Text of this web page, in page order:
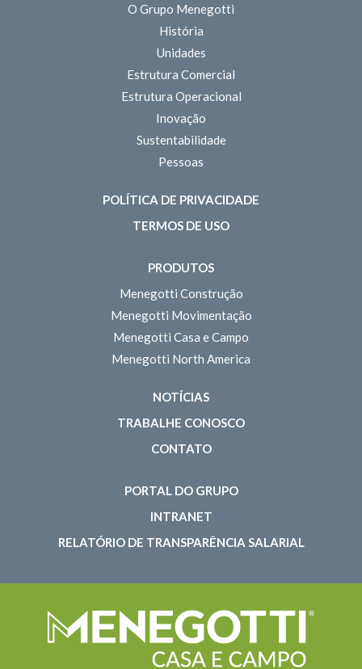
O Grupo Menegotti
História
Unidades
Estrutura Comercial
Estrutura Operacional
Inovação
Sustentabilidade
Pessoas
POLÍTICA DE PRIVACIDADE
TERMOS DE USO
PRODUTOS
Menegotti Construção
Menegotti Movimentação
Menegotti Casa e Campo
Menegotti North America
NOTÍCIAS
TRABALHE CONOSCO
CONTATO
PORTAL DO GRUPO
INTRANET
RELATÓRIO DE TRANSPARÊNCIA SALARIAL